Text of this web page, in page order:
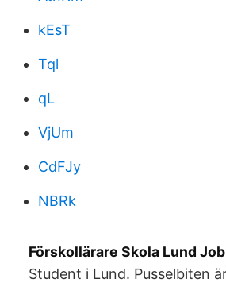
kEsT
Tql
qL
VjUm
CdFJy
NBRk
Förskollärare Skola Lund
Student i Lund. Pusselbiten